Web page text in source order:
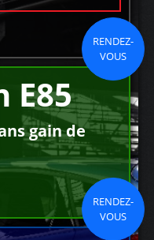
RENDEZ-
VOUS
E85
gain de
RENDEZ-
VOUS